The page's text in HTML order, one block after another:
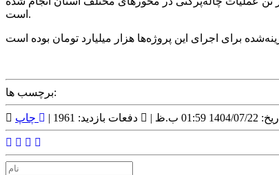
است.
برچسب ها:
07/22 01:59 ب.ظ | دفعات بازدید: 1961 | چاپ